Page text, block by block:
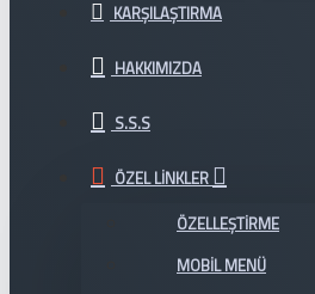
KARŞILAŞTIRMA
HAKKIMIZDA
S.S.S
ÖZEL LINKLER
ÖZELLEŞTIRME
MOBIL MENÜ